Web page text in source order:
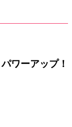
パワーアップ！